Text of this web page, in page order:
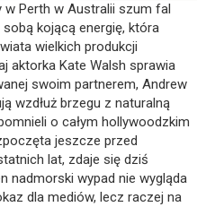
w Perth w Australii szum fal
kojącą energię, która
wielkich produkcji
aktorka Kate Walsh sprawia
swoim partnerem, Andrew
wzdłuż brzegu z naturalną
o całym hollywoodzkim
jeszcze przed
lat, zdaje się dziś
nadmorski wypad nie wygląda
dla mediów, lecz raczej na